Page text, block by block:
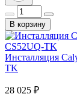
В корзину
Инсталляция
TK
28 025 ₽